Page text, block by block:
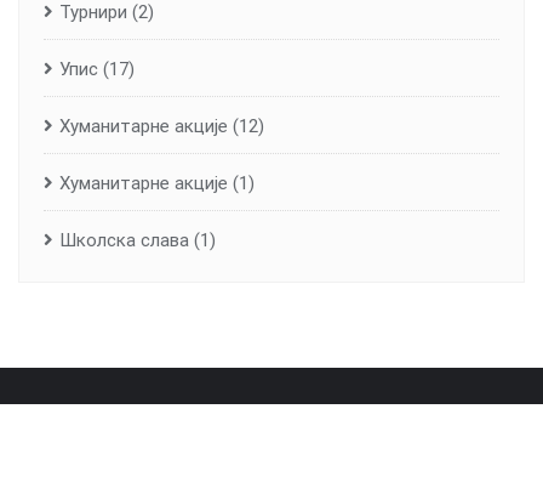
Турнири (2)
Упис (17)
Хуманитарне aкције (12)
Хуманитарне акције (1)
Школска слава (1)